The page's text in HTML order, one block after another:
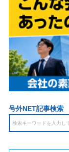
号外NET記事検索